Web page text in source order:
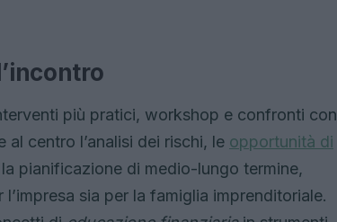
più pratici, workshop e confronti con
centro l’analisi dei rischi, le opportunità di
pianificazione di medio-lungo termine,
sia per la famiglia imprenditoriale.